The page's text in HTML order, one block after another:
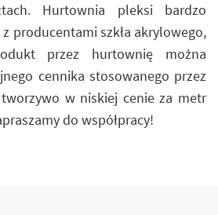
Hurtownia pleksi bardzo
producentami szkła akrylowego,
przez hurtownię można
cennika stosowanego przez
w niskiej cenie za metr
do współpracy!